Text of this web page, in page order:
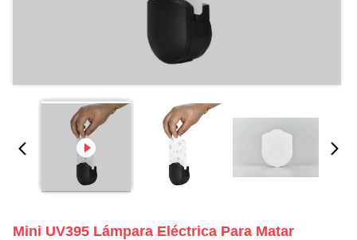
Mini UV395 Lámpara Eléctrica Para Matar